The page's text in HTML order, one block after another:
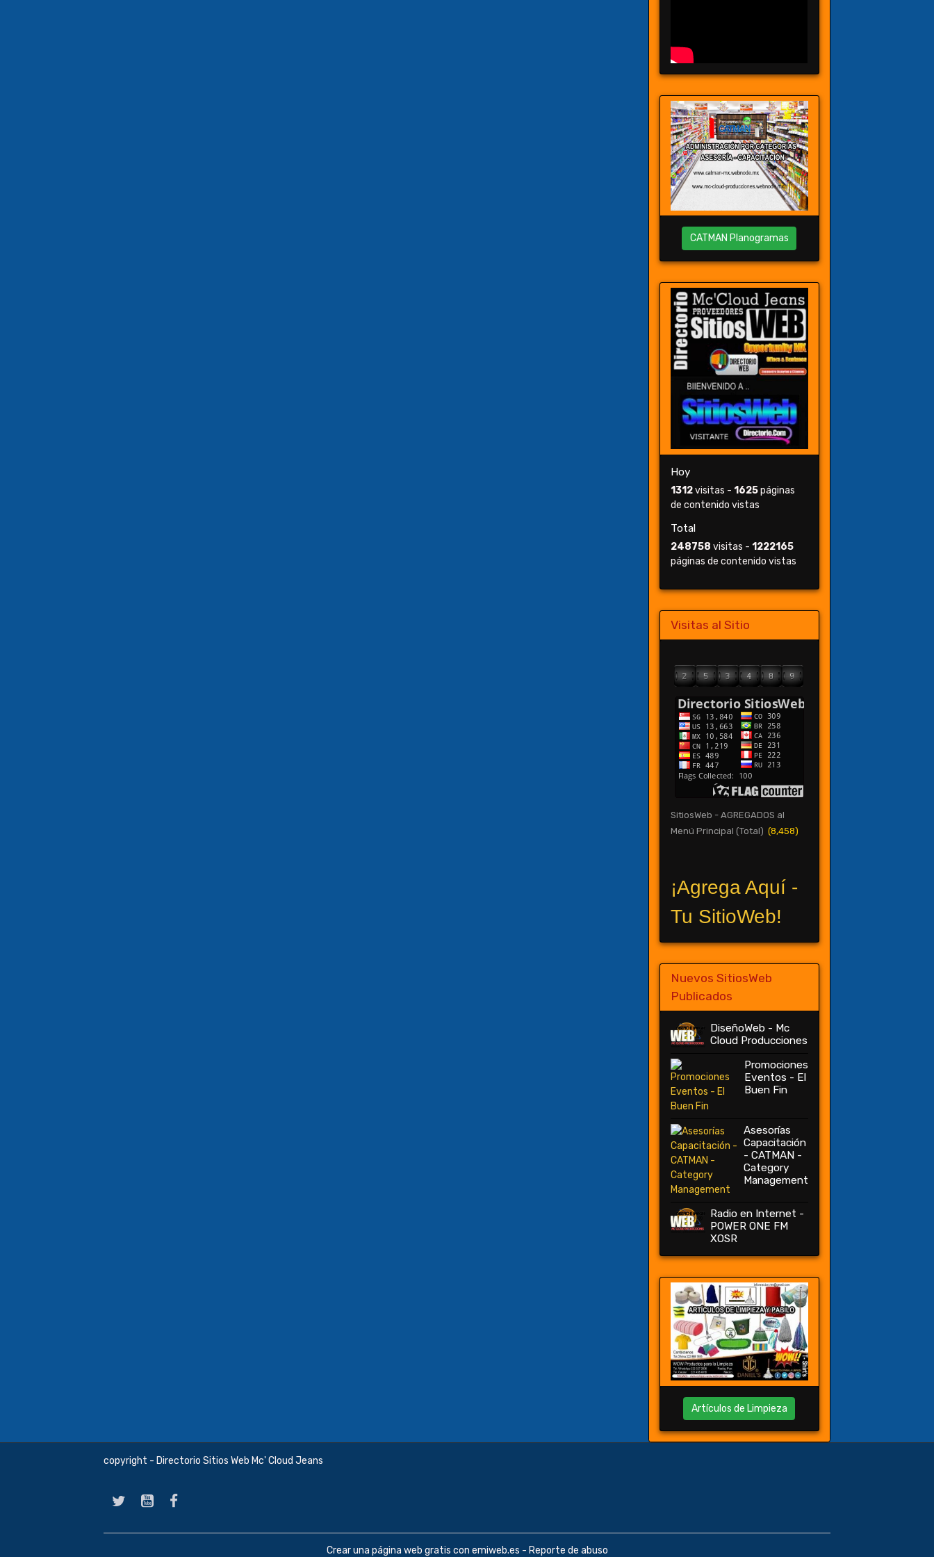
CATMAN Planogramas
Hoy
1312visitas -1625páginas
de contenido vistas
Total
248758 visitas -1222165
páginas de contenido vistas
Visitas al Sitio
SitiosWeb - AGREGADOS al
Menú Principal (Total) (8,458)
¡Agrega Aquí -
Tu SitioWeb!
Nuevos SitiosWeb
Publicados
DiseñoWeb - Mc
Cloud Producciones
Promociones
Eventos - El
Buen Fin
Asesorías
Capacitación
- CATMAN -
Category
Management
Radio en Internet -
POWER ONE FM
XOSR
Artículos de Limpieza
copyright - Directorio Sitios Web Mc' Cloud Jeans
Crear una página web gratis con emiweb.es - Reporte de abuso